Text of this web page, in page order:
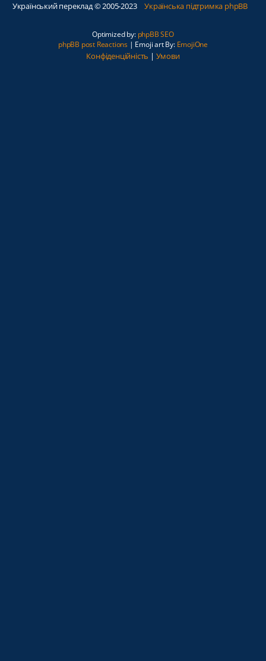
Український переклад © 2005-2023 Українська підтримка phpBB
Optimized by: phpBB SEO
phpBB post Reactions| Emoji art By: EmojiOne
Конфіденційність | Умови